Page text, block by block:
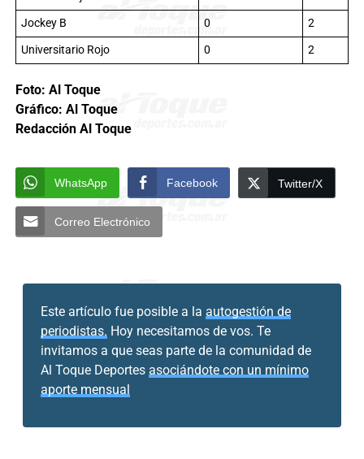
Jockey B
0
2
Universitario Rojo
0 2
Foto: Al Toque
Gráfico: Al Toque
Redacción Al Toque
WhatsApp Facebook Twitter/X
Correo Electrónico
Este artículo fue posible a la autogestión de
periodistas. Hoy necesitamos de vos. Te
invitamos a que seas parte de la comunidad de
Al Toque Deportes asociándote con un mínimo
aporte mensual